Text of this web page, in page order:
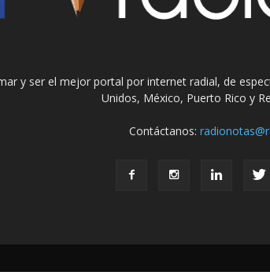
y ser el mejor portal por internet radial, de
Unidos, México, Puerto Rico y
Contáctanos: